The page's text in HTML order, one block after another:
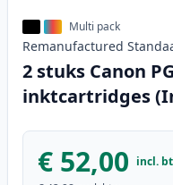
Multi pack
Remanufactured
2 stuks Canon
inktcartridges
€ 52,00 incl.